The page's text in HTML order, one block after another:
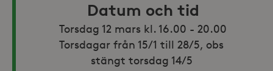
Datum och tid
Torsdag 12 mars kl. 16.00 - 20.00
Torsdagar från 15/1 till 28/5, obs
stängt torsdag 14/5